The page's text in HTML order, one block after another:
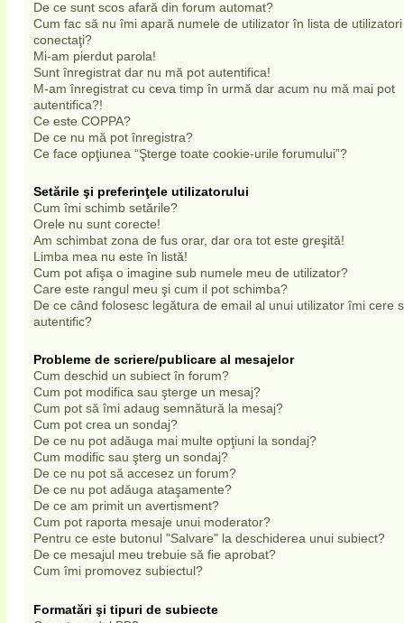
De ce sunt scos afară din forum automat?
Cum fac să nu îmi apară numele de utilizator în lista de utilizatori
conectaţi?
Mi-am pierdut parola!
Sunt înregistrat dar nu mă pot autentifica!
M-am înregistrat cu ceva timp în urmă dar acum nu mă mai pot
autentifica?!
Ce este COPPA?
De ce nu mă pot înregistra?
Ce face opţiunea “Şterge toate cookie-urile forumului”?
Setările şi preferinţele utilizatorului
Cum îmi schimb setările?
Orele nu sunt corecte!
Am schimbat zona de fus orar, dar ora tot este greşită!
Limba mea nu este în listă!
Cum pot afişa o imagine sub numele meu de utilizator?
Care este rangul meu şi cum il pot schimba?
De ce când folosesc legătura de email al unui utilizator îmi cere
autentific?
Probleme de scriere/publicare al mesajelor
Cum deschid un subiect în forum?
Cum pot modifica sau şterge un mesaj?
Cum pot să îmi adaug semnătură la mesaj?
Cum pot crea un sondaj?
De ce nu pot adăuga mai multe opţiuni la sondaj?
Cum modific sau şterg un sondaj?
De ce nu pot să accesez un forum?
De ce nu pot adăuga ataşamente?
De ce am primit un avertisment?
Cum pot raporta mesaje unui moderator?
Pentru ce este butonul "Salvare" la deschiderea unui subiect?
De ce mesajul meu trebuie să fie aprobat?
Cum îmi promovez subiectul?
Formatări şi tipuri de subiecte